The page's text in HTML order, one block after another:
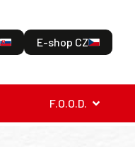
E-shop CZ
F.O.O.D.